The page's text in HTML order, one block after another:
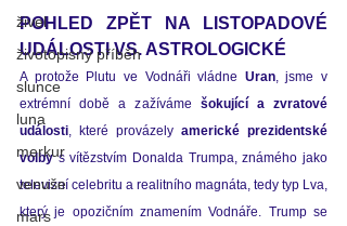
živel
životopisný příběh
slunce
luna
merkur
venuše
mars
POHLED ZPĚT NA LISTOPADOVÉ
UDÁLOSTI VS. ASTROLOGICKÉ
A protože Plutu ve Vodnáři vládne Uran, jsme v
extrémní době a zažíváme šokující a zvratové
události, které provázely americké prezidentské
volby s vítězstvím Donalda Trumpa, známého jako
televizní celebritu a realitního magnáta, tedy typ Lva,
který je opozičním znamením Vodnáře. Trump se